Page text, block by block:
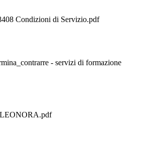
Condizioni di Servizio.pdf
- servizi di formazione